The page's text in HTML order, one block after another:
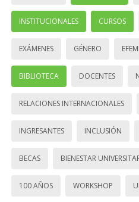
INSTITUCIONALES CURSOS
EXÁMENES GÉNERO
BIBLIOTECA DOCENTES
RELACIONES INTERNACIONALES
INGRESANTES INCLUSIÓN
BECAS BIENESTAR
100 AÑOS WORKSHOP